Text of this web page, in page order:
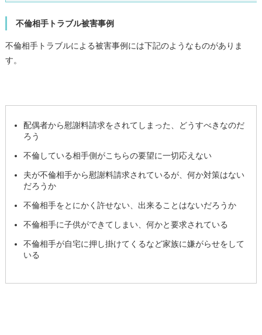
不倫相手トラブル被害事例
不倫相手トラブルによる被害事例には下記のようなものがありま
す。
配偶者から慰謝料請求をされてしまった、どうすべきなのだ
ろう
不倫している相手側がこちらの要望に一切応えない
夫が不倫相手から慰謝料請求されているが、何か対策はない
だろうか
不倫相手をとにかく許せない、出来ることはないだろうか
不倫相手に子供ができてしまい、何かと要求されている
不倫相手が自宅に押し掛けてくるなど家族に嫌がらせをして
いる